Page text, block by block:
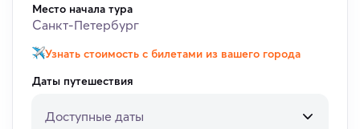
Место начала тура
Санкт-Петербург
Узнать стоимость с билетами из вашего города
Даты путешествия
Доступные даты